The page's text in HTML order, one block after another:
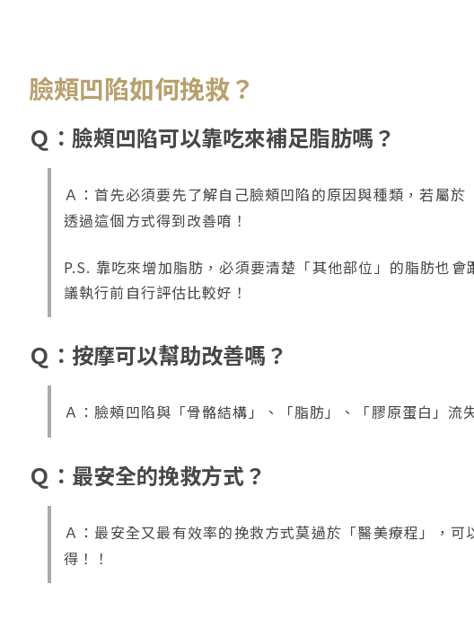
臉頰凹陷如何挽救？
Ｑ：臉頰凹陷可以靠吃來補足脂肪嗎？
Ａ：首先必須要先了解自己臉頰凹陷的原因與種類，若屬於
透過這個方式得到改善唷！
P.S. 靠吃來增加脂肪，必須要清楚「其他部位」的脂肪也
議執行前自行評估比較好！
Ｑ：按摩可以幫助改善嗎？
Ａ：臉頰凹陷與「骨骼結構」、「脂肪」、「膠原蛋白」流
Ｑ：最安全的挽救方式？
Ａ：最安全又最有效率的挽救方式莫過於「醫美療程」，可
得！！